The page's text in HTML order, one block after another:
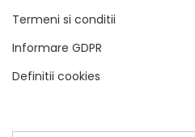
Termeni si conditii
Informare GDPR
Definitii cookies